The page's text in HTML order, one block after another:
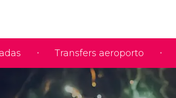
Transfers aeroporto